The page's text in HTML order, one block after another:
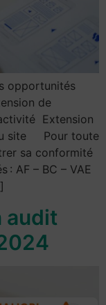
opportunités
de
Extension
site Pour toute
sa conformité
: AF – BC – VAE
audit